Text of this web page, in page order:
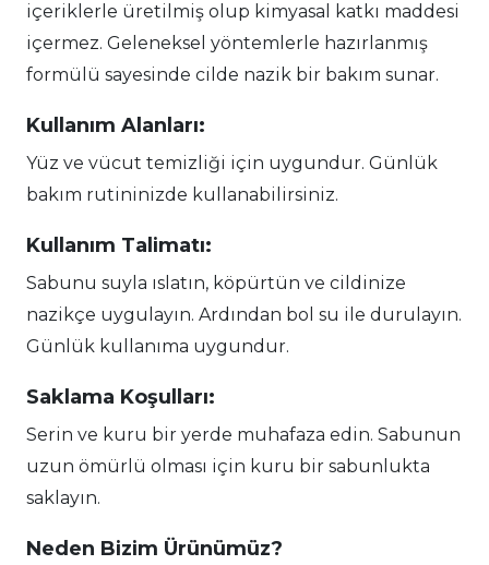
içeriklerle üretilmiş olup kimyasal katkı maddesi
içermez. Geleneksel yöntemlerle hazırlanmış
formülü sayesinde cilde nazik bir bakım sunar.
Kullanım Alanları:
Yüz ve vücut temizliği için uygundur. Günlük
bakım rutininizde kullanabilirsiniz.
Kullanım Talimatı:
Sabunu suyla ıslatın, köpürtün ve cildinize
nazikçe uygulayın. Ardından bol su ile durulayın.
Günlük kullanıma uygundur.
Saklama Koşulları:
Serin ve kuru bir yerde muhafaza edin. Sabunun
uzun ömürlü olması için kuru bir sabunlukta
saklayın.
Neden Bizim Ürünümüz?